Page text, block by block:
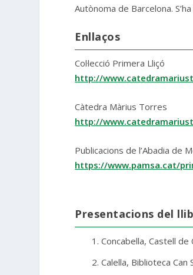
Autònoma de Barcelona.
Enllaços
Col·lecció Primera Lliçó
http://
Càtedra Màrius Torres
http://
Publicacions de l’Abadia de
https://www.pamsa.cat/
Presentacions del
Concabella, Castell
Calella, Biblioteca Can